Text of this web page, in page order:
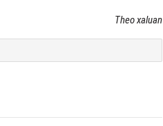
Theo xaluan